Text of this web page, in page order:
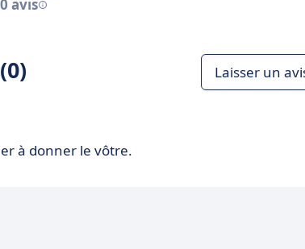
avis
Laisser un
à donner le vôtre.